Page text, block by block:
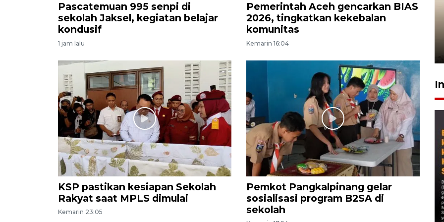
Pascatemuan 995 senpi di
sekolah Jaksel, kegiatan belajar
kondusif
1 jam lalu
Pemerintah Aceh gencarkan BIAS
2026, tingkatkan kekebalan
komunitas
Kemarin 16:04
KSP pastikan kesiapan Sekolah
Rakyat saat MPLS dimulai
Kemarin 23:05
Pemkot Pangkalpinang gelar
sosialisasi program B2SA di
sekolah
Gabung Persebaya, striker
timnas Ramadhan Sananta
kembali asah naluri